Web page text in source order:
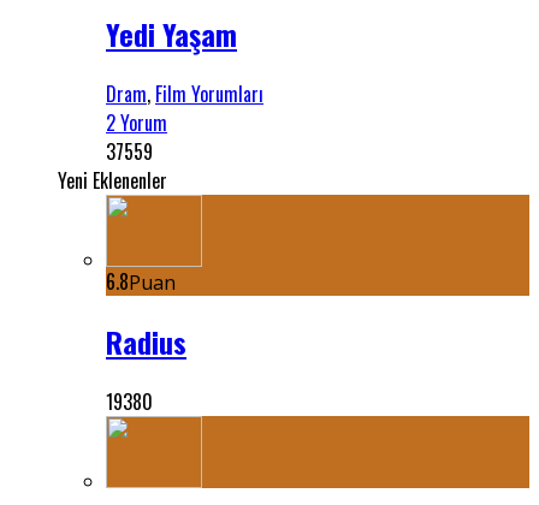
Yedi Yaşam
Dram, Film Yorumları
2 Yorum
37559
Yeni Eklenenler
6.8Puan
Radius
19380